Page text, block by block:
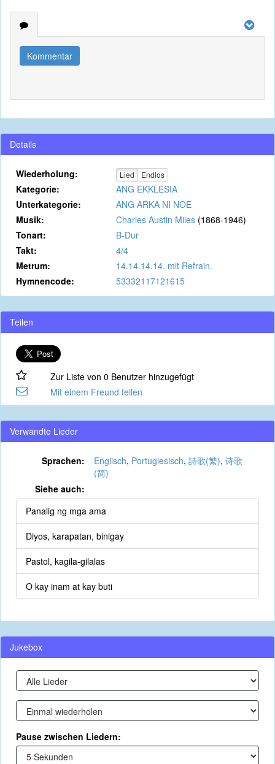
Kommentar
Details
Wiederholung: Lied Endlos
Kategorie:
ANG EKKLESIA
Unterkategorie:
ANG ARKA NI NOE
Musik:
Charles Austin Miles (1868-1946)
Tonart:
B-Dur
Takt:
4/4
Metrum:
14.14.14.14. mit Refrain.
Hymnencode:
53332117121615
Teilen
Zur Liste von 0 Benutzer hinzugefügt
Mit einem Freund teilen
Verwandte Lieder
Sprachen: Englisch, Portugiesisch, 詩歌(繁), 诗歌
(简)
Siehe auch:
Panalig ng mga ama
Diyos, karapatan, binigay
Pastol, kagila-gilalas
O kay inam at kay buti
Jukebox
Pause zwischen Liedern: